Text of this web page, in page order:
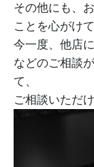
その他にも、
ことを心がけ
今一度、他店
などのご相談
て、
ご相談いただ